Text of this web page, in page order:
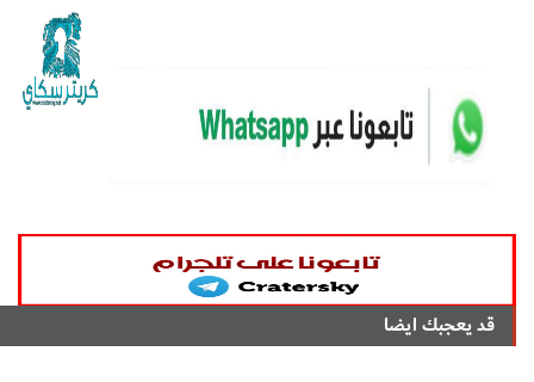
قد يعجبك ايضا